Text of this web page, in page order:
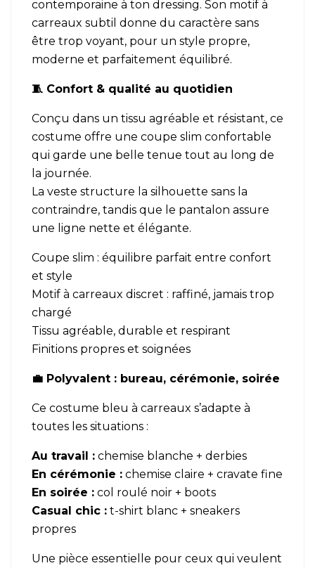
contemporaine à ton dressing. Son motif à
carreaux subtil donne du caractère sans
être trop voyant, pour un style propre,
moderne et parfaitement équilibré.
🧵 Confort & qualité au quotidien
Conçu dans un tissu agréable et résistant, ce
costume offre une coupe slim confortable
qui garde une belle tenue tout au long de
la journée.
La veste structure la silhouette sans la
contraindre, tandis que le pantalon assure
une ligne nette et élégante.
Coupe slim : équilibre parfait entre confort
et style
Motif à carreaux discret : raffiné, jamais trop
chargé
Tissu agréable, durable et respirant
Finitions propres et soignées
💼 Polyvalent : bureau, cérémonie, soirée
Ce costume bleu à carreaux s’adapte à
toutes les situations :
Au travail : chemise blanche + derbies
En cérémonie : chemise claire + cravate fine
En soirée : col roulé noir + boots
Casual chic : t-shirt blanc + sneakers
propres
Une pièce essentielle pour ceux qui veulent